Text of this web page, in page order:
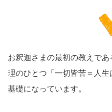
お釈迦さまの最初の教えで
理のひとつ「一切皆苦＝人
基礎になっています。